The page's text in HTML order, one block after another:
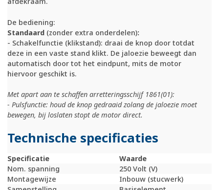
De bediening:
Standaard (zonder extra onderdelen):
- Schakelfunctie (klikstand): draai de knop door totdat
deze in een vaste stand klikt. De jaloezie beweegt dan
automatisch door tot het eindpunt, mits de motor
hiervoor geschikt is.
Met apart aan te schaffen arretteringsschijf 1861(01):
- Pulsfunctie: houd de knop gedraaid zolang de jaloezie moet
bewegen, bij loslaten stopt de motor direct.
Technische specificaties
Specificatie
Waarde
Nom. spanning
250 Volt (V)
Montagewijze
Inbouw (stucwerk)